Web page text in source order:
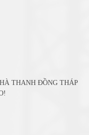
THANH ĐỒNG THÁP